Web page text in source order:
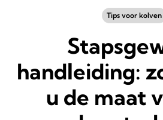
Tips voor kolven
handleiding:
u de maat